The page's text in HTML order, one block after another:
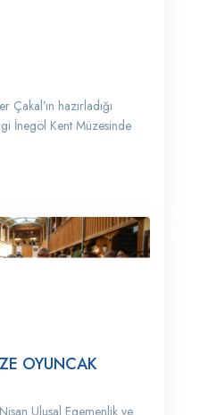
Çakal’ın hazırladığı
İnegöl Kent Müzesinde
OYUNCAK
Ulusal Egemenlik ve